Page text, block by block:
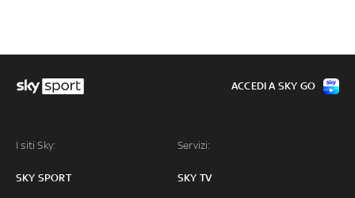
I siti Sky:
SKY SPORT
Servizi:
SKY TV
ACCEDI A SKY GO